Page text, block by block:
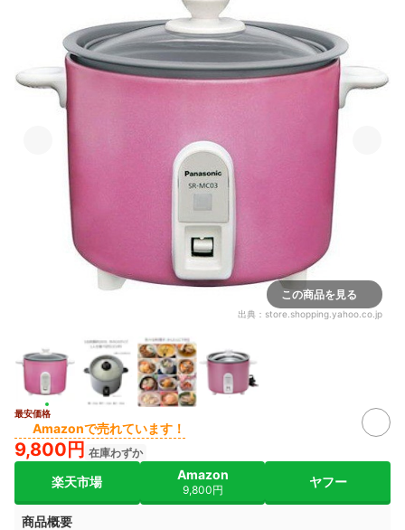
この商品を見る
出典： store.shopping.yahoo.co.jp
最安価格
Amazonで売れています！
9,800円 在庫わずか
楽天市場 Amazon
9,800円
ヤフー
商品概要